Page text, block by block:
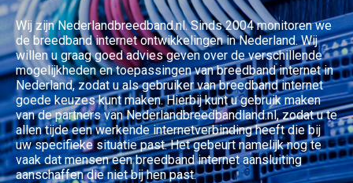
Wij zijn Nederlandbreedband.nl. Sinds 2004 monitoren we
de breedband internet ontwikkelingen in Nederland. Wij
willen u graag goed advies geven over de verschillende
mogelijkheden en toepassingen van breedband internet in
Nederland, zodat u als gebruiker van breedband internet
goede keuzes kunt maken. Hierbij kunt u gebruik maken
van de partners van Nederlandbreedbandland.nl, zodat u te
allen tijde een werkende internetverbinding heeft die bij
uw specifieke situatie past. Het gebeurt namelijk nog te
vaak dat mensen een breedband internet aansluiting
aanschaffen die niet bij hen past.